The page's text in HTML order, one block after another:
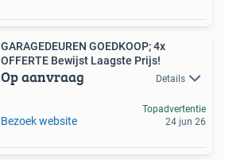
GARAGEDEUREN GOEDKOOP; 4x
OFFERTE Bewijst Laagste Prijs!
Op aanvraag Details
Bezoek website
Topadvertentie
24 jun 26